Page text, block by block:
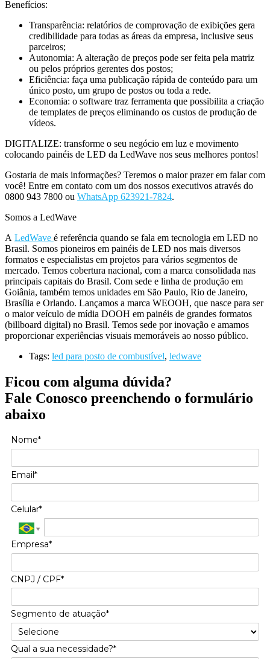
Benefícios:
Transparência: relatórios de comprovação de exibições gera
credibilidade para todas as áreas da empresa, inclusive seus
parceiros;
Autonomia: A alteração de preços pode ser feita pela matriz
ou pelos próprios gerentes dos postos;
Eficiência: faça uma publicação rápida de conteúdo para um
único posto, um grupo de postos ou toda a rede.
Economia: o software traz ferramenta que possibilita a criação
de templates de preços eliminando os custos de produção de
vídeos.
DIGITALIZE: transforme o seu negócio em luz e movimento
colocando painéis de LED da LedWave nos seus melhores pontos!
Gostaria de mais informações? Teremos o maior prazer em falar com
você! Entre em contato com um dos nossos executivos através do
0800 943 7800 ou WhatsApp 623921-7824.
Somos a LedWave
A LedWave é referência quando se fala em tecnologia em LED no
Brasil. Somos pioneiros em painéis de LED nos mais diversos
formatos e especialistas em projetos para vários segmentos de
mercado. Temos cobertura nacional, com a marca consolidada nas
principais capitais do Brasil. Com sede e linha de produção em
Goiânia, também temos unidades em São Paulo, Rio de Janeiro,
Brasília e Orlando. Lançamos a marca WEOOH, que nasce para ser
o maior veículo de mídia DOOH em painéis de grandes formatos
(billboard digital) no Brasil. Temos sede por inovação e amamos
proporcionar experiências visuais memoráveis ao nosso público.
Tags: led para posto de combustível, ledwave
Ficou com alguma dúvida?
Fale Conosco preenchendo o formulário
abaixo
Nome*
Email*
Celular*
Empresa*
CNPJ / CPF*
Segmento de atuação*
Qual a sua necessidade?*